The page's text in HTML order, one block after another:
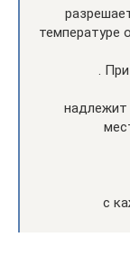
температуре
.
надлежит
с